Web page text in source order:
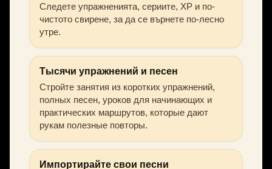
Следете упражненията, сериите, XP и по-
чистото свирене, за да се върнете по-лесно
утре.
Тысячи упражнений и песен
Стройте занятия из коротких упражнений,
полных песен, уроков для начинающих и
практических маршрутов, которые дают
рукам полезные повторы.
Импортирайте свои песни